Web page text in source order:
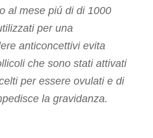
al mese piú di di 1000
per una
anticoncettivi evita
che sono stati attivati
per essere ovulati e di
la gravidanza.